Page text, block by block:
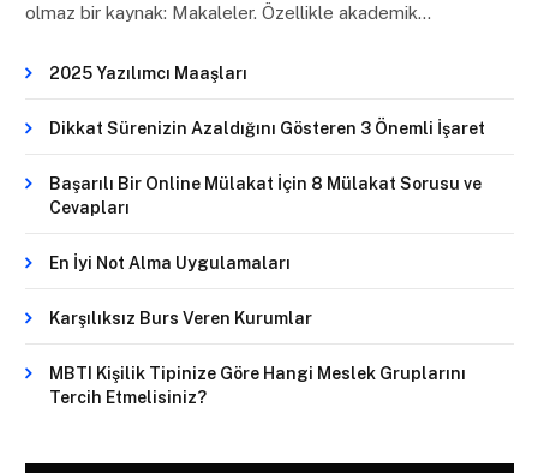
olmaz bir kaynak: Makaleler. Özellikle akademik…
2025 Yazılımcı Maaşları
Dikkat Sürenizin Azaldığını Gösteren 3 Önemli İşaret
Başarılı Bir Online Mülakat İçin 8 Mülakat Sorusu ve
Cevapları
En İyi Not Alma Uygulamaları
Karşılıksız Burs Veren Kurumlar
MBTI Kişilik Tipinize Göre Hangi Meslek Gruplarını
Tercih Etmelisiniz?